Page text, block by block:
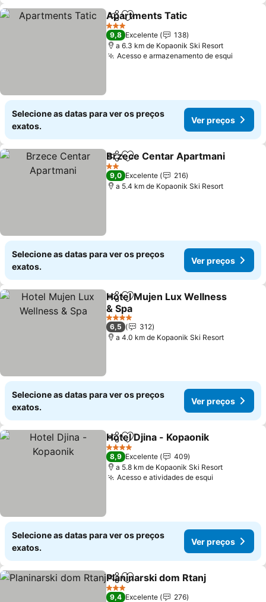
PartilharAdicionar aos favoritos
Apartments Tatic
3 Estrelas
9,8 Excelente
138
a 6.3 km de Kopaonik Ski Resort
Acesso e armazenamento de esqui
Selecione as datas para ver os preços
exatos.
Ver preços
PartilharAdicionar aos favoritos
Brzece Centar Apartmani
2 Estrelas
9,0 Excelente
216
a 5.4 km de Kopaonik Ski Resort
Selecione as datas para ver os preços
exatos.
Ver preços
PartilharAdicionar aos favoritos
Hotel Mujen Lux Wellness
& Spa
4 Estrelas
6,5
312
a 4.0 km de Kopaonik Ski Resort
Selecione as datas para ver os preços
exatos.
Ver preços
PartilharAdicionar aos favoritos
Hotel Djina - Kopaonik
4 Estrelas
8,9 Excelente
409
a 5.8 km de Kopaonik Ski Resort
Acesso e atividades de esqui
Selecione as datas para ver os preços
exatos.
Ver preços
PartilharAdicionar aos favoritos
Planinarski dom Rtanj
3 Estrelas
9,4 Excelente
276